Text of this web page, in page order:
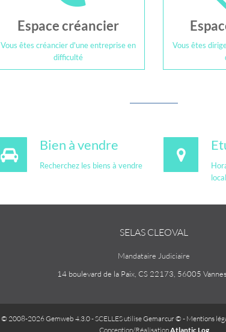
Espace créancier
Vous êtes créancier d'une entreprise en
difficulté
Vous êtes
Bien à vendre
Recherchez les biens à vendre
SELAS CLEOVAL
Mandataire Judiciaire
14 boulevard de la Paix, CS 22173, 56005
© 2008-2026 Gemweb 4.3.0- SCELLES utiliseGemarcur © - Mentions
Conception/RéalisationAtlantic Log